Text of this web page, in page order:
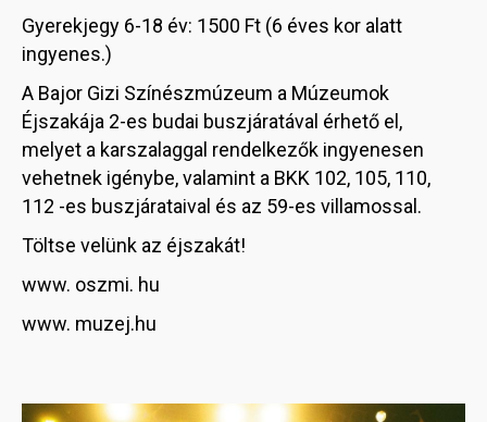
Gyerekjegy 6-18 év: 1500 Ft (6 éves kor alatt
ingyenes.)
A Bajor Gizi Színészmúzeum a Múzeumok
Éjszakája 2-es budai buszjáratával érhető el,
melyet a karszalaggal rendelkezők ingyenesen
vehetnek igénybe, valamint a BKK 102, 105, 110,
112 -es buszjárataival és az 59-es villamossal.
Töltse velünk az éjszakát!
www. oszmi. hu
www. muzej.hu
Image